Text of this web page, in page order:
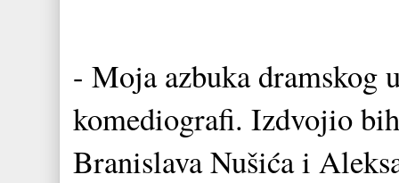
- Moja azbuka dramskog
komediografi. Izdvojio
Branislava Nušića i